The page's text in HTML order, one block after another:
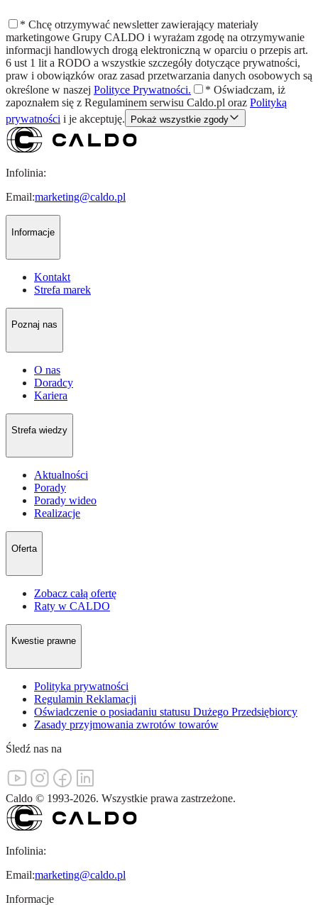
* Chcę otrzymywać newsletter zawierający materiały
marketingowe Grupy CALDO i wyrażam zgodę na otrzymywanie
informacji handlowych drogą elektroniczną w oparciu o przepis art.
6 ust 1 lit a RODO a wszystkie szczegóły dotyczące prywatności,
praw i obowiązków oraz zasad przetwarzania danych osobowych są
określone w naszej Polityce Prywatności. * Oświadczam, iż
zapoznałem się z Regulaminem serwisu Caldo.pl oraz Polityką
prywatności i je akceptuję. Pokaż wszystkie zgody
Infolinia:
Email:marketing@caldo.pl
Informacje
Kontakt
Strefa marek
Poznaj nas
O nas
Doradcy
Kariera
Strefa wiedzy
Aktualności
Porady
Porady wideo
Realizacje
Oferta
Zobacz całą ofertę
Raty w CALDO
Kwestie prawne
Polityka prywatności
Regulamin Reklamacji
Oświadczenie o posiadaniu statusu Dużego Przedsiębiorcy
Zasady przyjmowania zwrotów towarów
Śledź nas na
Caldo © 1993-2026. Wszystkie prawa zastrzeżone.
Infolinia:
Email:marketing@caldo.pl
Informacje